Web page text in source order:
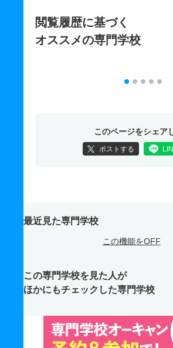
閲覧履歴に基づく
オススメの専門学校
このページをシェア
ポストする
最近見た専門学校
この機能をOFF
この専門学校を見た人が
ほかにもチェックした専門学校